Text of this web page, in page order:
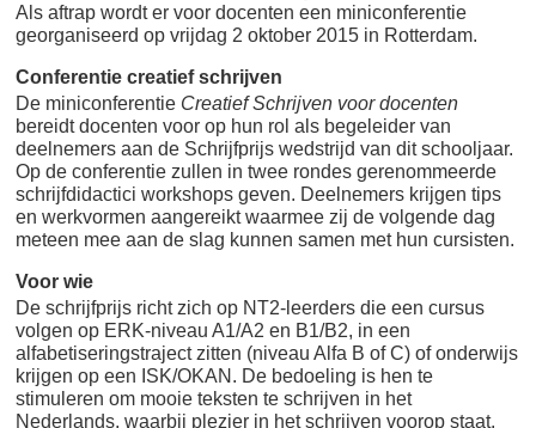
Als aftrap wordt er voor docenten een miniconferentie
georganiseerd op vrijdag 2 oktober 2015 in Rotterdam.
Conferentie creatief schrijven
De miniconferentie Creatief Schrijven voor docenten
bereidt docenten voor op hun rol als begeleider van
deelnemers aan de Schrijfprijs wedstrijd van dit schooljaar.
Op de conferentie zullen in twee rondes gerenommeerde
schrijfdidactici workshops geven. Deelnemers krijgen tips
en werkvormen aangereikt waarmee zij de volgende dag
meteen mee aan de slag kunnen samen met hun cursisten.
Voor wie
De schrijfprijs richt zich op NT2-leerders die een cursus
volgen op ERK-niveau A1/A2 en B1/B2, in een
alfabetiseringstraject zitten (niveau Alfa B of C) of onderwijs
krijgen op een ISK/OKAN. De bedoeling is hen te
stimuleren om mooie teksten te schrijven in het
Nederlands, waarbij plezier in het schrijven voorop staat.